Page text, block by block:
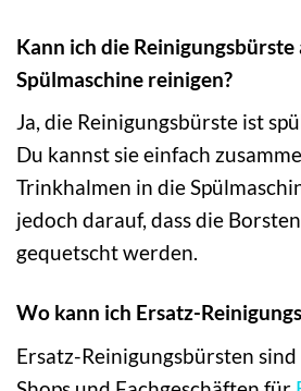
Kann ich die Reinigungsbürste
Spülmaschine reinigen?
Ja, die Reinigungsbürste ist
Du kannst sie einfach
Trinkhalmen in die
jedoch darauf, dass die
gequetscht werden.
Wo kann ich Ersatz-
Ersatz-Reinigungsbürsten